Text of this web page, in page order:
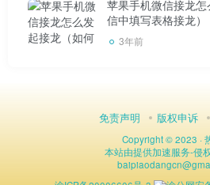
苹果手机微信接龙
信中填写表格接龙）
3年前
免责声明 版权申诉
Copyright © 2023 ·
本站由提供加速服务-侵
baipiaodangcn@